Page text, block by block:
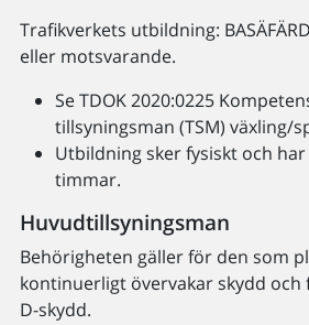
Trafikverkets utbildning:
eller motsvarande.
Se TDOK 2020:0225
tillsyningsman (TSM) växling/
Utbildning sker fysiskt och
timmar.
Huvudtillsyningsman
Behörigheten gäller för den som
kontinuerligt övervakar skydd
D-skydd.